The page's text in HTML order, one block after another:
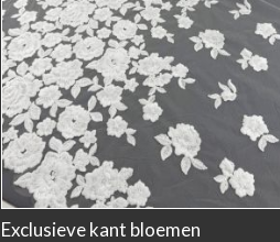
Exclusieve kant bloemen